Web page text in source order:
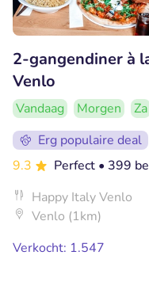
2-gangendiner à
Venlo
Vandaag Morgen Za
Erg populaire deal
9.3
Perfect • 399
Happy Italy Venlo
Venlo (1km)
Verkocht: 1.547